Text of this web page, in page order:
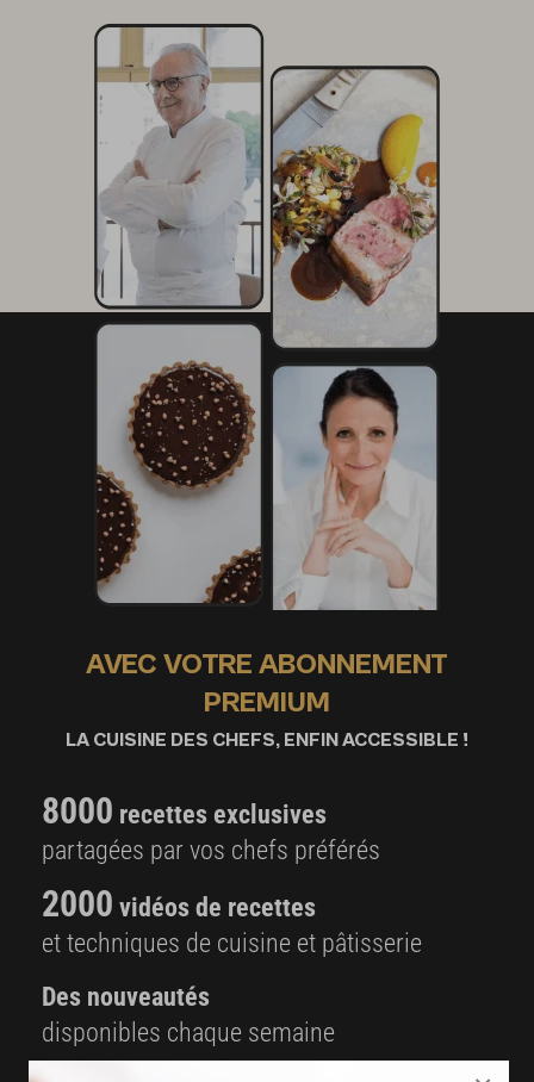
AVEC VOTRE ABONNEMENT
PREMIUM
LA CUISINE DES CHEFS, ENFIN ACCESSIBLE !
8000 recettes exclusives
partagées par vos chefs préférés
2000 vidéos de recettes
et techniques de cuisine et pâtisserie
Des nouveautés
disponibles chaque semaine